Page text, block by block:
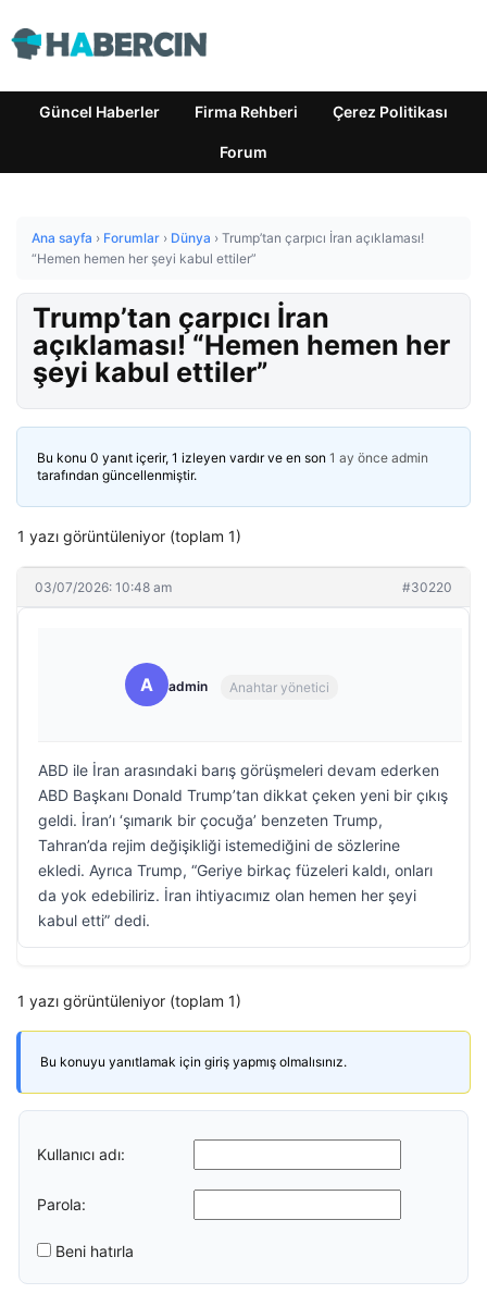
Güncel Haberler Firma Rehberi Çerez Politikası
Forum
Ana sayfa › Forumlar › Dünya › Trump’tan çarpıcı İran açıklaması!
“Hemen hemen her şeyi kabul ettiler”
Trump’tan çarpıcı İran
açıklaması! “Hemen hemen her
şeyi kabul ettiler”
Bu konu 0 yanıt içerir, 1 izleyen vardır ve en son 1 ay önce admin
tarafından güncellenmiştir.
1 yazı görüntüleniyor (toplam 1)
03/07/2026: 10:48 am #30220
A admin Anahtar yönetici
ABD ile İran arasındaki barış görüşmeleri devam ederken
ABD Başkanı Donald Trump’tan dikkat çeken yeni bir çıkış
geldi. İran’ı ‘şımarık bir çocuğa’ benzeten Trump,
Tahran’da rejim değişikliği istemediğini de sözlerine
ekledi. Ayrıca Trump, “Geriye birkaç füzeleri kaldı, onları
da yok edebiliriz. İran ihtiyacımız olan hemen her şeyi
kabul etti” dedi.
1 yazı görüntüleniyor (toplam 1)
Bu konuyu yanıtlamak için giriş yapmış olmalısınız.
Kullanıcı adı:
Parola:
Beni hatırla